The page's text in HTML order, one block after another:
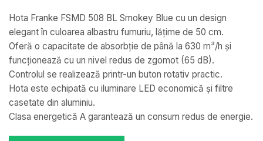
Hota Franke FSMD 508 BL Smokey Blue cu un design
elegant în culoarea albastru fumuriu, lățime de 50 cm.
Oferă o capacitate de absorbție de până la 630 m³/h și
funcționează cu un nivel redus de zgomot (65 dB).
Controlul se realizează printr-un buton rotativ practic.
Hota este echipată cu iluminare LED economică și filtre
casetate din aluminiu.
Clasa energetică A garantează un consum redus de energie.